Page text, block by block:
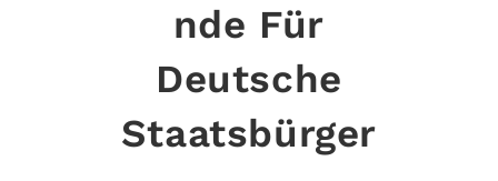
Nde Für
Deutsche
Staatsbürger